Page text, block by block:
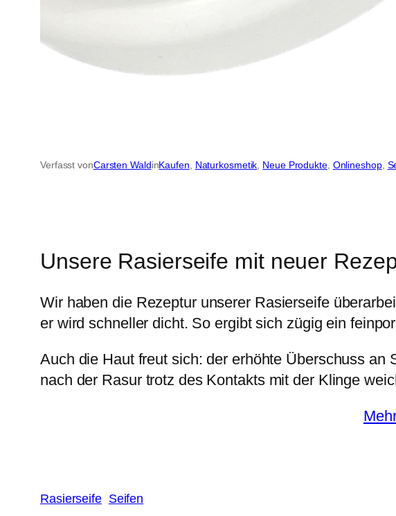
Verfasst vonCarsten WaldinKaufen, Naturkosmetik, Neue Produkte, Onlineshop,
Unsere Rasierseife mit neuer
Wir haben die Rezeptur unserer Rasierseife
er wird schneller dicht. So ergibt sich zügig ein
Auch die Haut freut sich: der erhöhte Überschuss
nach der Rasur trotz des Kontakts mit der Klinge
Rasierseife Seifen